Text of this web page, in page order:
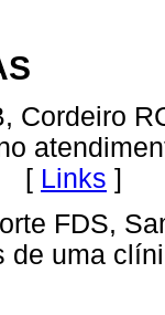
Cordeiro
[ Links ]
FDS,
de uma